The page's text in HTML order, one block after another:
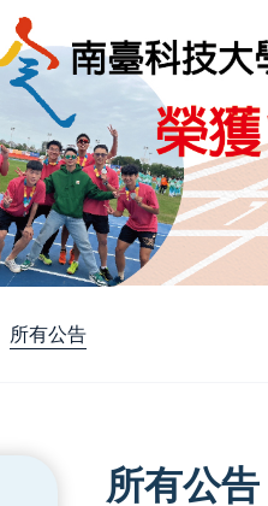
所有公告
所有公告